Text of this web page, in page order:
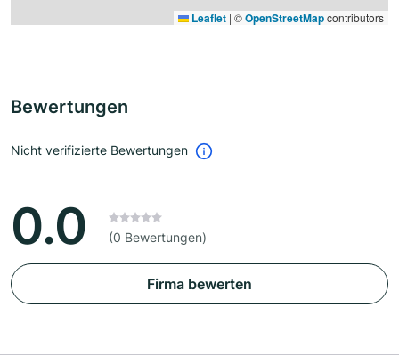
Leaflet | ©OpenStreetMapcontributors
Bewertungen
Nicht verifizierte Bewertungen
0.0 (0 Bewertungen)
Firma bewerten